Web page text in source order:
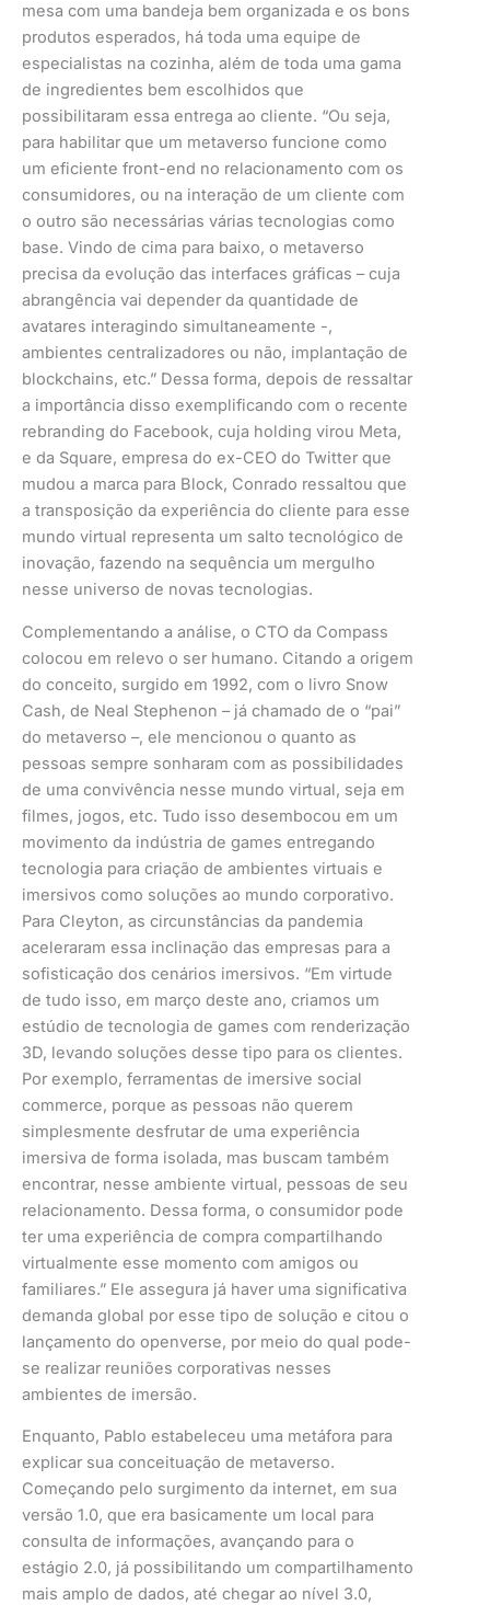
mesa com uma bandeja bem organizada e os bons
produtos esperados, há toda uma equipe de
especialistas na cozinha, além de toda uma gama
de ingredientes bem escolhidos que
possibilitaram essa entrega ao cliente. “Ou seja,
para habilitar que um metaverso funcione como
um eficiente front-end no relacionamento com os
consumidores, ou na interação de um cliente com
o outro são necessárias várias tecnologias como
base. Vindo de cima para baixo, o metaverso
precisa da evolução das interfaces gráficas – cuja
abrangência vai depender da quantidade de
avatares interagindo simultaneamente -,
ambientes centralizadores ou não, implantação de
blockchains, etc.” Dessa forma, depois de ressaltar
a importância disso exemplificando com o recente
rebranding do Facebook, cuja holding virou Meta,
e da Square, empresa do ex-CEO do Twitter que
mudou a marca para Block, Conrado ressaltou que
a transposição da experiência do cliente para esse
mundo virtual representa um salto tecnológico de
inovação, fazendo na sequência um mergulho
nesse universo de novas tecnologias.
Complementando a análise, o CTO da Compass
colocou em relevo o ser humano. Citando a origem
do conceito, surgido em 1992, com o livro Snow
Cash, de Neal Stephenon – já chamado de o “pai”
do metaverso –, ele mencionou o quanto as
pessoas sempre sonharam com as possibilidades
de uma convivência nesse mundo virtual, seja em
filmes, jogos, etc. Tudo isso desembocou em um
movimento da indústria de games entregando
tecnologia para criação de ambientes virtuais e
imersivos como soluções ao mundo corporativo.
Para Cleyton, as circunstâncias da pandemia
aceleraram essa inclinação das empresas para a
sofisticação dos cenários imersivos. “Em virtude
de tudo isso, em março deste ano, criamos um
estúdio de tecnologia de games com renderização
3D, levando soluções desse tipo para os clientes.
Por exemplo, ferramentas de imersive social
commerce, porque as pessoas não querem
simplesmente desfrutar de uma experiência
imersiva de forma isolada, mas buscam também
encontrar, nesse ambiente virtual, pessoas de seu
relacionamento. Dessa forma, o consumidor pode
ter uma experiência de compra compartilhando
virtualmente esse momento com amigos ou
familiares.” Ele assegura já haver uma significativa
demanda global por esse tipo de solução e citou o
lançamento do openverse, por meio do qual pode-
se realizar reuniões corporativas nesses
ambientes de imersão.
Enquanto, Pablo estabeleceu uma metáfora para
explicar sua conceituação de metaverso.
Começando pelo surgimento da internet, em sua
versão 1.0, que era basicamente um local para
consulta de informações, avançando para o
estágio 2.0, já possibilitando um compartilhamento
mais amplo de dados, até chegar ao nível 3.0,